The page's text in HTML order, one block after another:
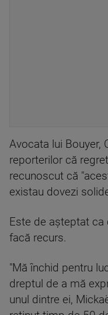
Avocata lui Bouyer,
reporterilor că
recunoscut că
existau dovezi
Este de aşteptat
facă recurs.
"Mă închid pentru
dreptul de a mă
unul dintre ei,